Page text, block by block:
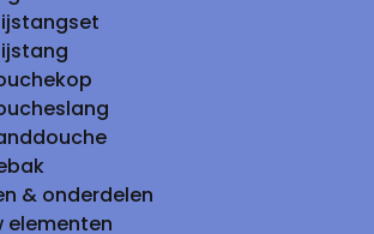
& onderdelen
elementen